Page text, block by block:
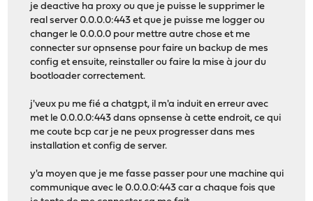
je deactive ha proxy ou que je puisse le supprimer le
real server 0.0.0.0:443 et que je puisse me logger ou
changer le 0.0.0.0 pour mettre autre chose et me
connecter sur opnsense pour faire un backup de mes
config et ensuite, reinstaller ou faire la mise à jour du
bootloader correctement.
j'veux pu me fié a chatgpt, il m'a induit en erreur avec
met le 0.0.0.0:443 dans opnsense à cette endroit, ce qui
me coute bcp car je ne peux progresser dans mes
installation et config de server.
y'a moyen que je me fasse passer pour une machine qui
communique avec le 0.0.0.0:443 car a chaque fois que